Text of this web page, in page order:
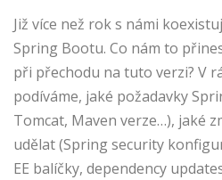
Již více než rok s námi
Spring Bootu. Co nám to
při přechodu na tuto verzi? V
podíváme, jaké požadavky
Tomcat, Maven verze…), jaké
udělat (Spring security
EE balíčky, dependency